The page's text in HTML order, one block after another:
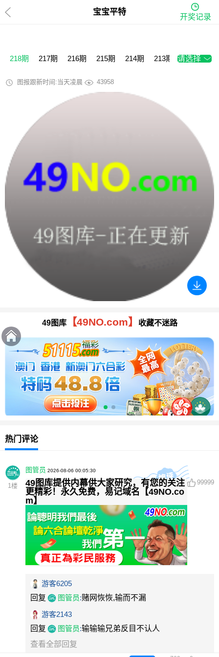
宝宝平特
开奖记录
218期 217期 216期 215期 214期 213期 212期
请选择
图报跟新时间:当天凌晨 43958
49图库【49NO.com】 收藏不迷路
热门评论
1 楼
图管员 2026-08-06 00:05:30
49图库提供内幕供大家研究，有您的关注
更精彩！永久免费，易记域名【49NO.co
m】
99999
游客6205
回复
图管员:赌网恢恢,输而不漏
游客2143
回复
图管员:输输输兄弟反目不认人
查看全部回复